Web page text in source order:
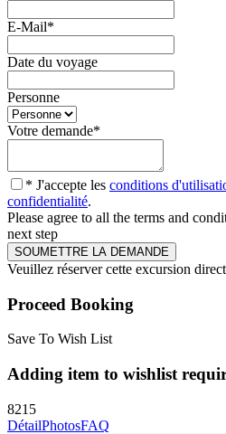
E-Mail*
Date du voyage
Personne
Votre demande*
* J'accepte les conditions
confidentialité.
Please agree to all the terms and
next step
Veuillez réserver cette excursion
Proceed Booking
Save To Wish List
Adding item to wishlist
8215
DétailPhotosFAQ